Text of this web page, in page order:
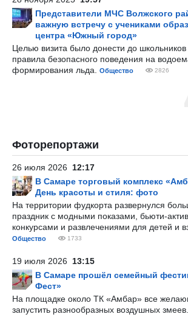
Представители МЧС Волжского
важную встречу с учениками
центра «Южный город»
Целью визита было донести до
правила безопасного поведения на
формирования льда.
Общество 2826
Фоторепортажи
26 июля 2026 12:17
В Самаре торговый комплекс
День красоты и стиля: фото
На территории фудкорта развернулся
праздник с модными показами, бьюти-
конкурсами и развлечениями для детей и
Общество 1733
19 июля 2026 13:15
В Самаре прошёл семейный
Фест»
На площадке около ТК «Амбар» все
запустить разнообразных воздушных змеев.